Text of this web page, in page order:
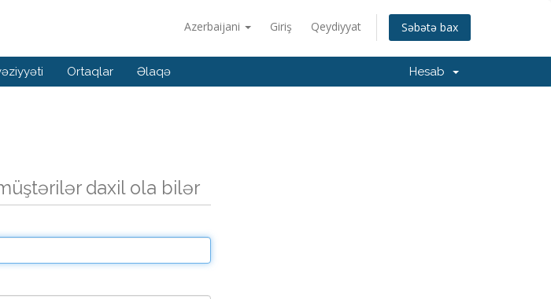
Azerbaijani Giriş Qeydiyyat Səbətə bax
Ortaqlar Əlaqə Hesab
daxil ola bilər